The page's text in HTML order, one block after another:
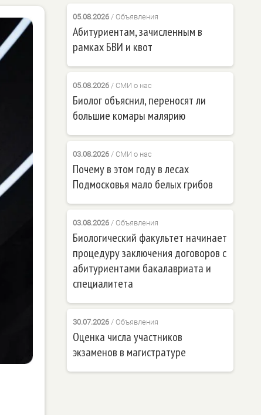
05.08.2026/ Объявления
Абитуриентам, зачисленным в
рамках БВИ и квот
05.08.2026/ СМИ о нас
Биолог объяснил, переносят ли
большие комары малярию
03.08.2026/ СМИ о нас
Почему в этом году в лесах
Подмосковья мало белых грибов
03.08.2026/ Объявления
Биологический факультет начинает
процедуру заключения договоров с
абитуриентами бакалавриата и
специалитета
30.07.2026/ Объявления
Оценка числа участников
экзаменов в магистратуре